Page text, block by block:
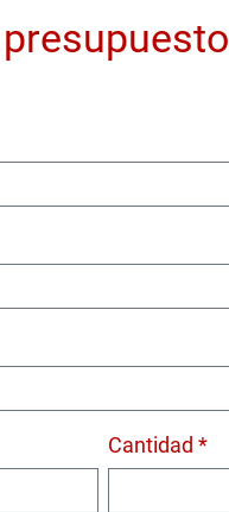
Cantidad *